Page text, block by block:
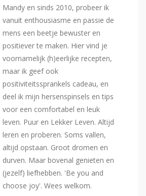
Mandy en sinds 2010, probeer ik
vanuit enthousiasme en passie de
mens een beetje bewuster en
positiever te maken. Hier vind je
voornamelijk (h)eerlijke recepten,
maar ik geef ook
positiviteitssprankels cadeau, en
deel ik mijn hersenspinsels en tips
voor een comfortabel en leuk
leven. Puur en Lekker Leven. Altijd
leren en proberen. Soms vallen,
altijd opstaan. Groot dromen en
durven. Maar bovenal genieten en
(jezelf) liefhebben. 'Be you and
choose joy'. Wees welkom.